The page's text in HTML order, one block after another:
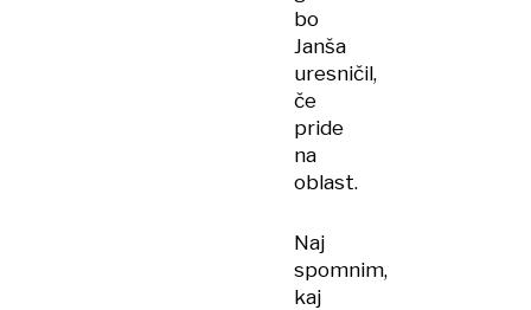
bo
Janša
uresničil,
če
pride
na
oblast.
Naj
spomnim,
kaj